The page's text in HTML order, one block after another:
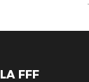
LA FFF